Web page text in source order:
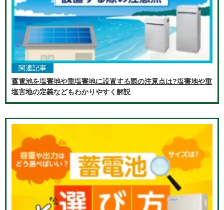
関連記事
蓄電池を塩害地や重塩害地に設置する際の注意点は?塩害地や重
塩害地の定義などもわかりやすく解説